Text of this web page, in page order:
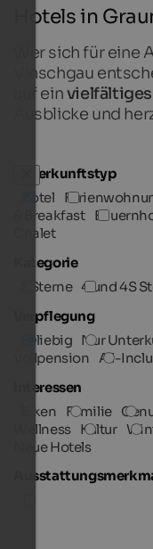
Hotels in
Wer sich für eine
Vinschgau
auf ein
Ausblicke und
Unterkunftstyp
Hotel
& Breakfast
Chalet
Kategorie
5 Sterne 4 und 4S
Verpflegung
Beliebig Nur
Vollpension All-
Interessen
Biken
Familie
Wellness Kultur
Neue Hotels